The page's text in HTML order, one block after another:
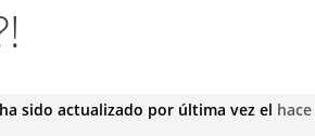
sido actualizado por última vez el